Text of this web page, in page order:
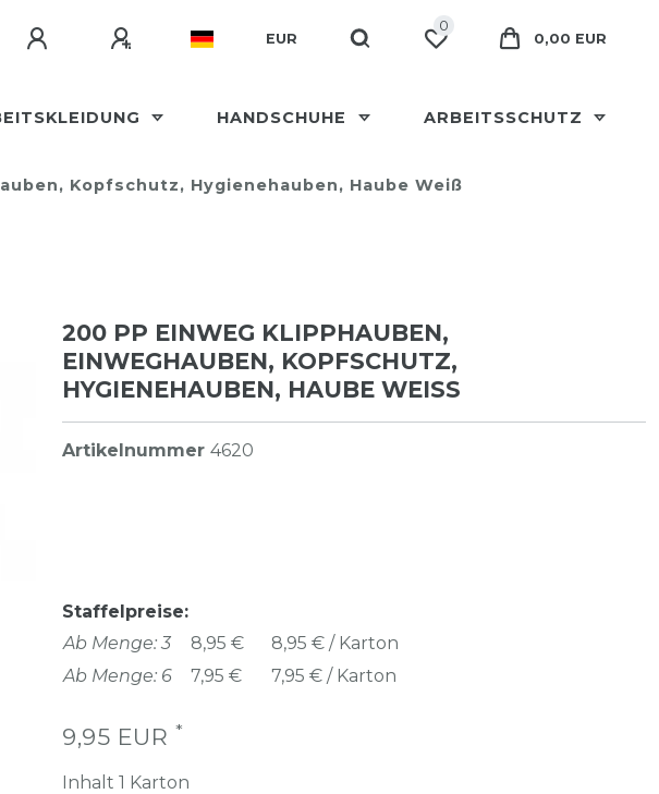
EUR
0
0,00 EUR
HANDSCHUHE ARBEITSSCHUTZ
Kopfschutz, Hygienehauben, Haube Weiß
200 PP EINWEG KLIPPHAUBEN,
EINWEGHAUBEN, KOPFSCHUTZ,
HYGIENEHAUBEN, HAUBE WEISS
Artikelnummer 4620
Staffelpreise:
Ab Menge: 3
8,95 €
8,95 € / Karton
Ab Menge: 6
7,95 € 7,95 € / Karton
9,95 EUR *
Inhalt 1 Karton